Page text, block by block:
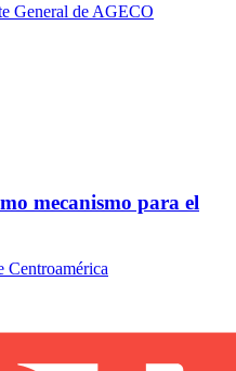
General de AGECO
mecanismo para el
Centroamérica